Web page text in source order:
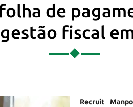
de
fiscal
Recruit